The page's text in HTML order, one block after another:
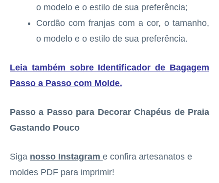
o modelo e o estilo de sua preferência;
Cordão com franjas com a cor, o tamanho,
o modelo e o estilo de sua preferência.
Leia também sobre Identificador de Bagagem
Passo a Passo com Molde.
Passo a Passo para Decorar Chapéus de Praia
Gastando Pouco
Siga nosso Instagram e confira artesanatos e
moldes PDF para imprimir!